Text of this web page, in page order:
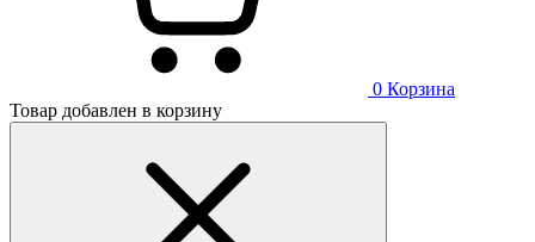
0 Корзина
Товар добавлен в корзину